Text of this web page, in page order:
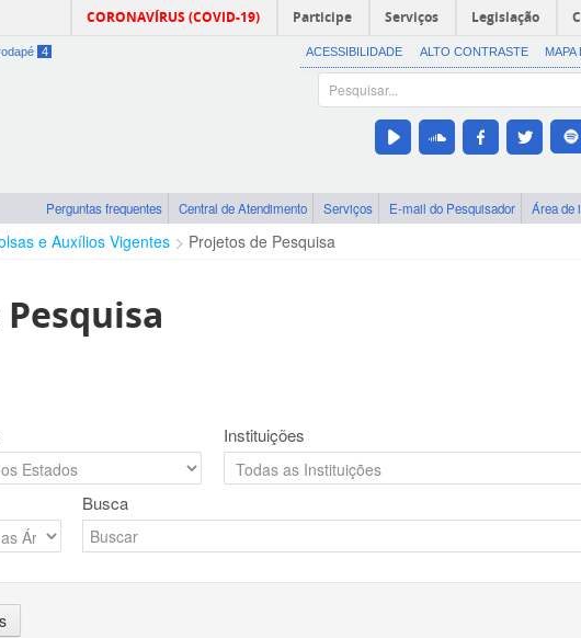
CORONAVÍRUS (COVID-19) Participe Serviços Legislação
4 ACESSIBILIDADE ALTO CONTRASTE MAPA
Perguntas frequentes Central de Atendimento Serviços E-mail do Pesquisador Área de
e Auxílios Vigentes Projetos de Pesquisa
Instituições
Busca